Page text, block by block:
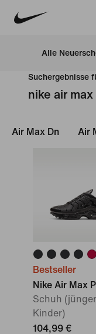
Alle
Suchergebnisse
nike air max
Air Max Dn Air
Bestseller
Nike Air Max
Schuh
Kinder)
104,99 €